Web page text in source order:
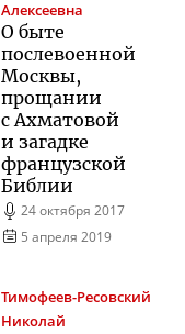
Алексеевна
О быте
послевоенной
Москвы,
прощании
с Ахматовой
и загадке
французской
Библии
24 октября 2017
5 апреля 2019
Тимофеев-Ресовский
Николай